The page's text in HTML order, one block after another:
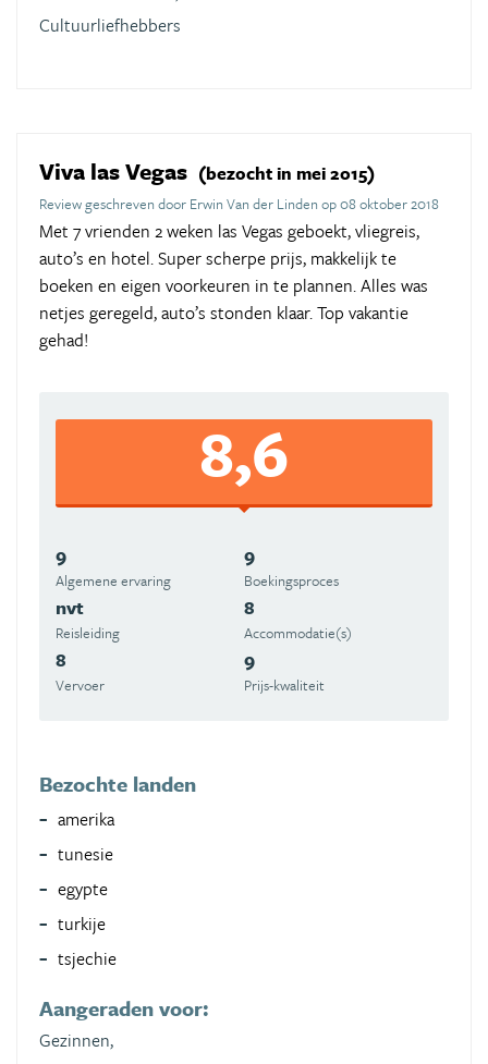
Cultuurliefhebbers
Viva las Vegas (bezocht in mei 2015)
Review geschreven door Erwin Van der Linden op 08 oktober 2018
Met 7 vrienden 2 weken las Vegas geboekt, vliegreis,
auto’s en hotel. Super scherpe prijs, makkelijk te
boeken en eigen voorkeuren in te plannen. Alles was
netjes geregeld, auto’s stonden klaar. Top vakantie
gehad!
8,6
9
Algemene ervaring
9
Boekingsproces
nvt
Reisleiding
8
Accommodatie(s)
8
Vervoer
9
Prijs-kwaliteit
Bezochte landen
amerika
tunesie
egypte
turkije
tsjechie
Aangeraden voor:
Gezinnen,